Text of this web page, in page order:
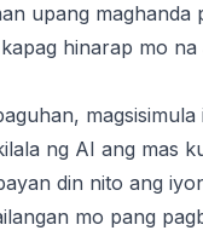
upang maghanda
hinarap mo
magsisimula
ng AI ang mas
din nito ang
mo pang